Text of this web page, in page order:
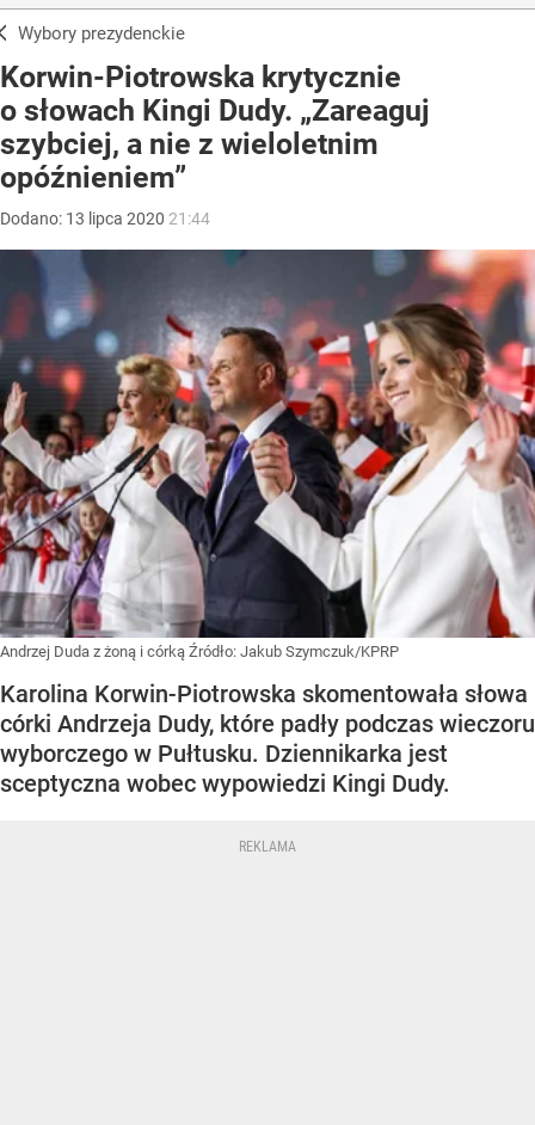
Wybory prezydenckie
Korwin-Piotrowska krytycznie
o słowach Kingi Dudy. „Zareaguj
szybciej, a nie z wieloletnim
opóźnieniem”
Dodano: 13 lipca 2020 21:44
Andrzej Duda z żoną i córką Źródło: Jakub Szymczuk/KPRP
Karolina Korwin-Piotrowska skomentowała słowa
córki Andrzeja Dudy, które padły podczas wieczoru
wyborczego w Pułtusku. Dziennikarka jest
sceptyczna wobec wypowiedzi Kingi Dudy.